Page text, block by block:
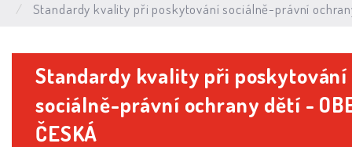
Standardy kvality při poskytování sociálně-právní
Standardy kvality při poskytování
sociálně-právní ochrany dětí -
ČESKÁ